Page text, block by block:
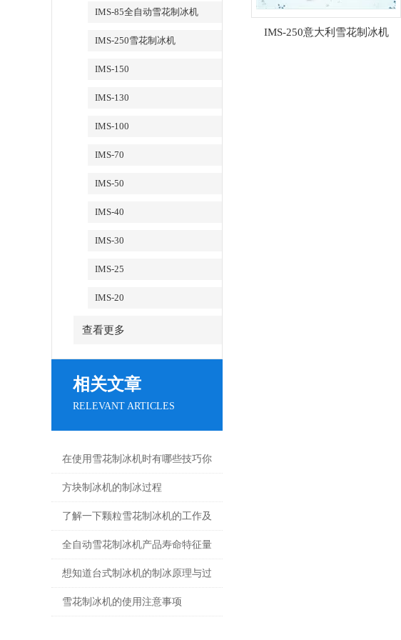
IMS-85全自动雪花制冰机
IMS-250雪花制冰机
IMS-150
IMS-130
IMS-100
IMS-70
IMS-50
IMS-40
IMS-30
IMS-25
IMS-20
查看更多
相关文章
RELEVANT ARTICLES
在使用雪花制冰机时有哪些技巧你
知道么？
方块制冰机的制冰过程
了解一下颗粒雪花制冰机的工作及
操作方法原理吧
全自动雪花制冰机产品寿命特征量
是哪些
想知道台式制冰机的制冰原理与过
程不妨看看这些
雪花制冰机的使用注意事项
IMS-250意大利雪花制冰机